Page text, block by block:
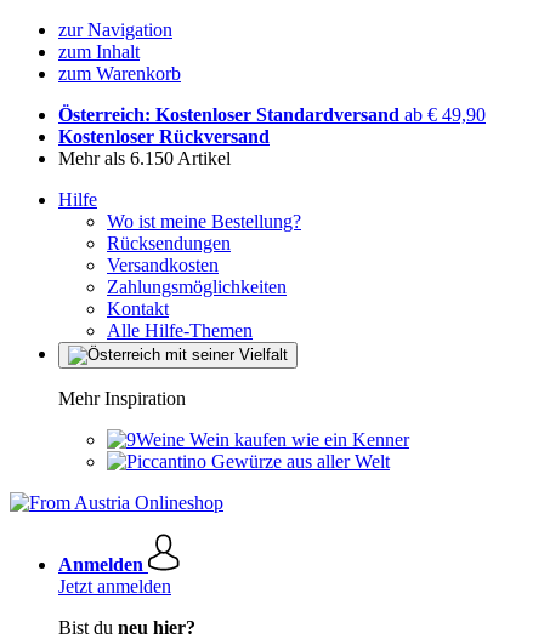
zur Navigation
zum Inhalt
zum Warenkorb
Österreich: Kostenloser Standardversand ab € 49,90
Kostenloser Rückversand
Mehr als 6.150 Artikel
Hilfe
Wo ist meine Bestellung?
Rücksendungen
Versandkosten
Zahlungsmöglichkeiten
Kontakt
Alle Hilfe-Themen
Mehr Inspiration
Wein kaufen wie ein Kenner
Gewürze aus aller Welt
Anmelden
Jetzt anmelden
Bist du neu hier?